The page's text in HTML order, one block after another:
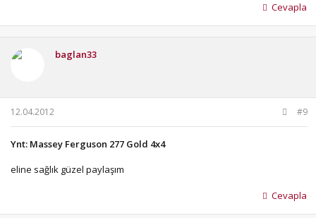
Cevapla
baglan33
12.04.2012 #9
Ynt: Massey Ferguson 277 Gold 4x4
eline sağlık güzel paylaşım
Cevapla